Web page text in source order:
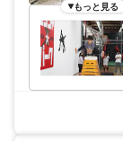
もっと見る